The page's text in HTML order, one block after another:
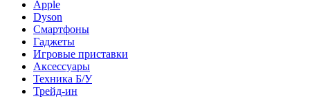
Apple
Dyson
Смартфоны
Гаджеты
Игровые приставки
Аксессуары
Техника Б/У
Трейд-ин